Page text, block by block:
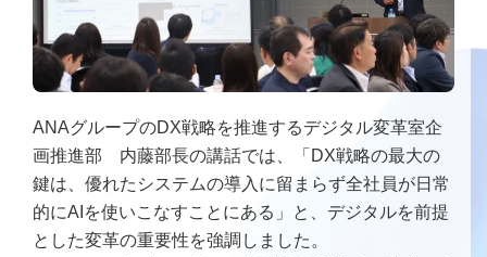
ANAグループのDX戦略を推進するデジタル変革室企
画推進部 内藤部長の講話では、「DX戦略の最大の
鍵は、優れたシステムの導入に留まらず全社員が日常
的にAIを使いこなすことにある」と、デジタルを前提
とした変革の重要性を強調しました。